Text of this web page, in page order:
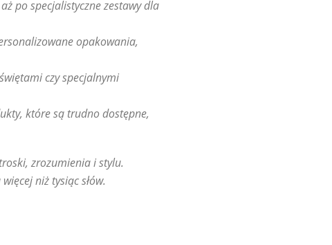
po specjalistyczne zestawy dla
opakowania,
czy specjalnymi
które są trudno dostępne,
zrozumienia i stylu.
niż tysiąc słów.